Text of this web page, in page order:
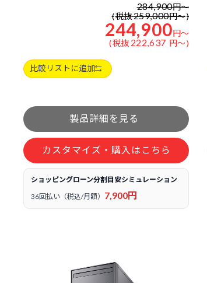
284,900円～
税抜259,000円～
244,900円～
税抜 222,637 円～
比較リストに追加
カスタマイズ・購入はこちら
ショッピングローン分割目安シミュレーション
36回払い（税込/月額） 7,900円